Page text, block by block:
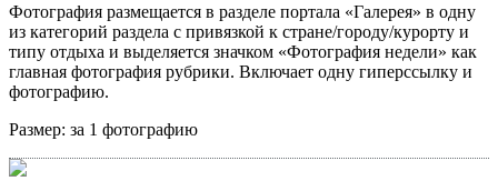
Фотография размещается в разделе портала «Галерея» в одну
из категорий раздела с привязкой к стране/городу/курорту и
типу отдыха и выделяется значком «Фотография недели» как
главная фотография рубрики. Включает одну гиперссылку и
фотографию.
Размер: за 1 фотографию